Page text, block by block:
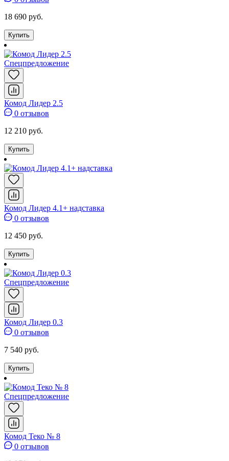
18 690 руб.
Купить
Спецпредложение
Комод Лидер 2.5
0 отзывов
12 210 руб.
Купить
Комод Лидер 4.1+ надставка
0 отзывов
12 450 руб.
Купить
Спецпредложение
Комод Лидер 0.3
0 отзывов
7 540 руб.
Купить
Спецпредложение
Комод Теко № 8
0 отзывов